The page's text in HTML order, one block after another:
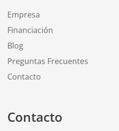
Empresa
Financiación
Blog
Preguntas Frecuentes
Contacto
Contacto